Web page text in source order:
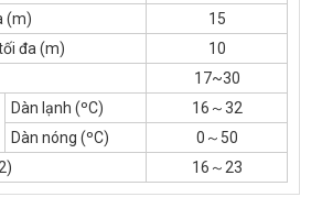
(m)
15
đa (m)
10
17~30
Dàn lạnh (ºC)
16～32
Dàn nóng (ºC)
0～50
16～23